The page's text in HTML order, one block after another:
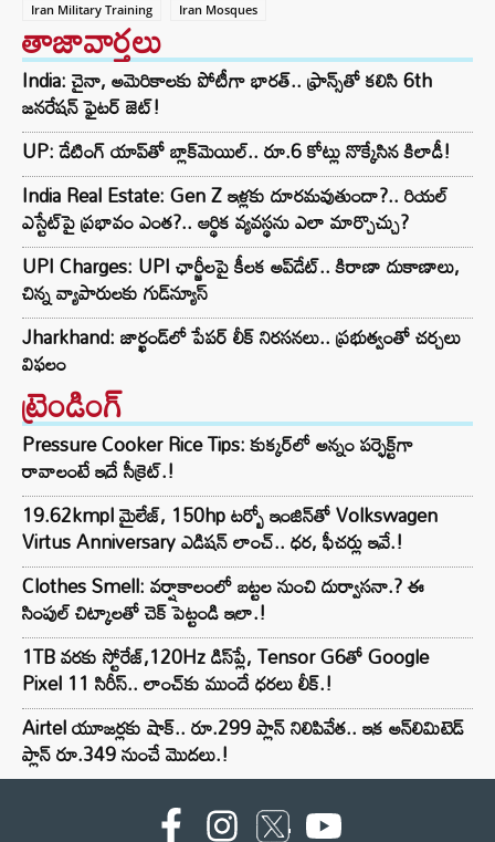
Iran Military Training
Iran Mosques
తాజావార్తలు
India: చైనా, అమెరికాలకు పోటీగా భారత్.. ఫ్రాన్స్‌తో కలిసి 6th
జనరేషన్ ఫైటర్ జెట్!
UP: డేటింగ్ యాప్‌తో బ్లాక్‌మెయిల్.. రూ.6 కోట్లు నొక్కేసిన కిలాడీ!
India Real Estate: Gen Z ఇళ్లకు దూరమవుతుందా?.. రియల్
ఎస్టేట్‌పై ప్రభావం ఎంత?.. ఆర్థిక వ్యవస్థను ఎలా మార్చొచ్చు?
UPI Charges: UPI ఛార్జీలపై కీలక అప్‌డేట్.. కిరాణా దుకాణాలు,
చిన్న వ్యాపారులకు గుడ్‌న్యూస్
Jharkhand: జార్ఖండ్‌లో పేపర్ లీక్ నిరసనలు.. ప్రభుత్వంతో చర్చలు
విఫలం
ట్రెండింగ్‌
Pressure Cooker Rice Tips: కుక్కర్‌లో అన్నం పర్ఫెక్ట్‌గా
రావాలంటే ఇదే సీక్రెట్.!
19.62kmpl మైలేజ్, 150hp టర్బో ఇంజిన్‌తో Volkswagen
Virtus Anniversary ఎడిషన్ లాంచ్.. ధర, ఫీచర్లు ఇవే.!
Clothes Smell: వర్షాకాలంలో బట్టల నుంచి దుర్వాసనా.? ఈ
సింపుల్ చిట్కాలతో చెక్ పెట్టండి ఇలా.!
1TB వరకు స్టోరేజ్,120Hz డిస్‌ప్లే, Tensor G6తో Google
Pixel 11 సిరీస్.. లాంచ్⁭కు ముందే ధరలు లీక్.!
Airtel యూజర్లకు షాక్.. రూ.299 ప్లాన్ నిలిపివేత.. ఇక అన్‌లిమిటెడ్
ప్లాన్ రూ.349 నుంచే మొదలు.!